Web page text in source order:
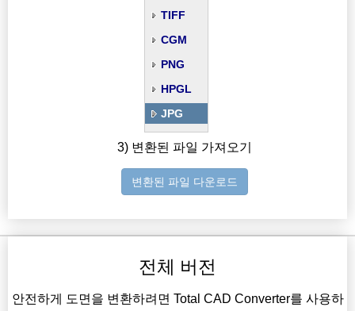
TIFF
CGM
PNG
HPGL
JPG
3) 변환된 파일 가져오기
변환된 파일 다운로드
전체 버전
안전하게 도면을 변환하려면 Total CAD Converter를 사용하